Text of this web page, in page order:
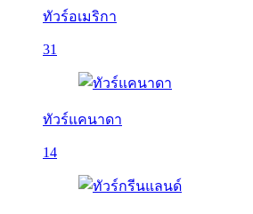
ทัวร์อเมริกา
31
ทัวร์แคนาดา
14